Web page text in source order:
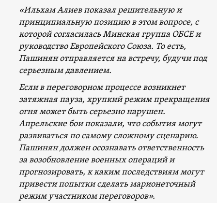
«Ильхам Алиев показал решительную и
принципиальную позицию в этом вопросе, с
которой согласилась Минская группа ОБСЕ и
руководство Европейского Союза. То есть,
Пашинян отправляется на встречу, будучи под
серьезным давлением.
Если в переговорном процессе возникнет
затяжная пауза, хрупкий режим прекращения
огня может быть серьезно нарушен.
Апрельские бои показали, что события могут
развиваться по самому сложному сценарию.
Пашинян должен осознавать ответственность
за возобновление военных операций и
прогнозировать, к каким последствиям могут
привести попытки сделать марионеточный
режим участником переговоров».